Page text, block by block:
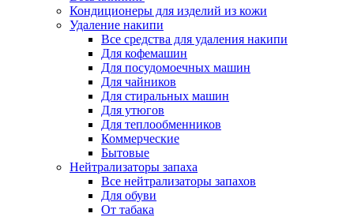
Кондиционеры для изделий из кожи
Удаление накипи
Все средства для удаления накипи
Для кофемашин
Для посудомоечных машин
Для чайников
Для стиральных машин
Для утюгов
Для теплообменников
Коммерческие
Бытовые
Нейтрализаторы запаха
Все нейтрализаторы запахов
Для обуви
От табака